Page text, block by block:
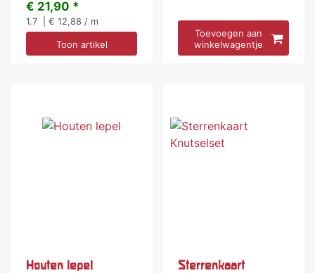
€ 21,90 *
1.7 | € 12,88 / m
Toon artikel
Toevoegen aan
winkelwagentje
Houten lepel
Sterrenkaart